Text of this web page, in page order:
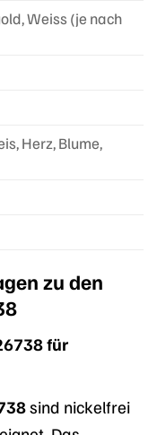
Weiss (je nach
Herz, Blume,
zu den
für
sind nickelfrei